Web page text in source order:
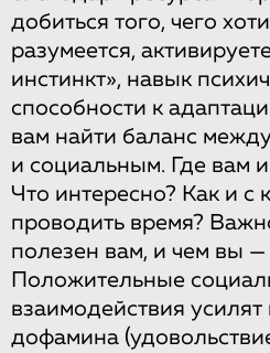
добиться того, чего
разумеется,
инстинкт», навык
способности к
вам найти баланс
и социальным. Где вам
Что интересно? Как и с
проводить время?
полезен вам, и чем вы —
Положительные
взаимодействия
дофамина